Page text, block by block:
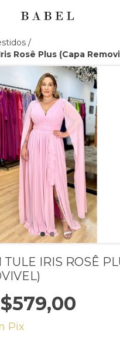
/
Rosê Plus (Capa
IRIS ROSÊ
Pix